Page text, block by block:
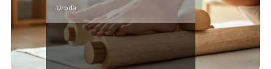
Uroda